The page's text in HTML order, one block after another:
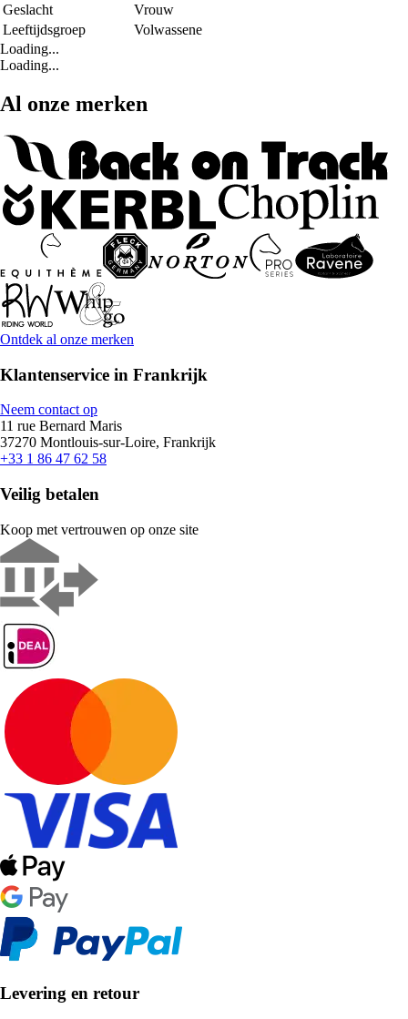
Geslacht
Vrouw
Leeftijdsgroep
Volwassene
Loading...
Loading...
Al onze merken
Ontdek al onze merken
Klantenservice in Frankrijk
Neem contact op
11 rue Bernard Maris
37270 Montlouis-sur-Loire, Frankrijk
+33 1 86 47 62 58
Veilig betalen
Koop met vertrouwen op onze site
Levering en retour